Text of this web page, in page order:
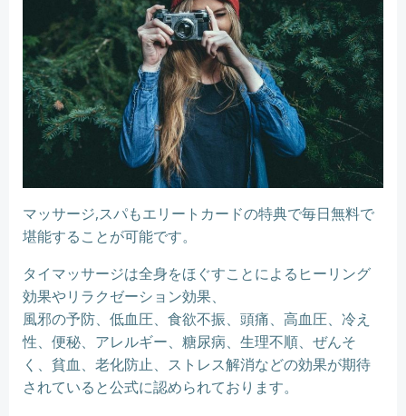
マッサージ,スパもエリートカードの特典で毎日無料で
堪能することが可能です。
タイマッサージは全身をほぐすことによるヒーリング
効果やリラクゼーション効果、
風邪の予防、低血圧、食欲不振、頭痛、高血圧、冷え
性、便秘、アレルギー、糖尿病、生理不順、ぜんそ
く、貧血、老化防止、ストレス解消などの効果が期待
されていると公式に認められております。